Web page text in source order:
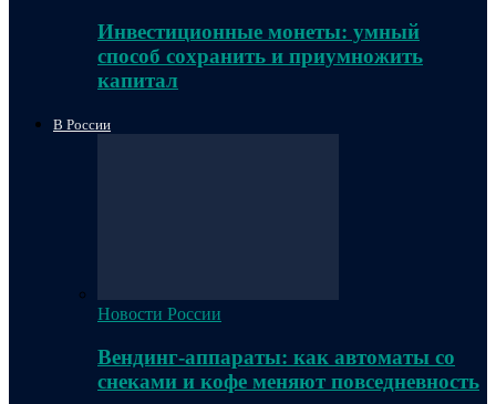
Инвестиционные монеты: умный
способ сохранить и приумножить
капитал
В России
Новости России
Вендинг-аппараты: как автоматы со
снеками и кофе меняют повседневность